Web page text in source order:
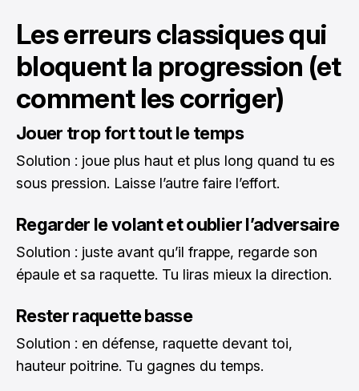
Les erreurs classiques qui
bloquent la progression (et
comment les corriger)
Jouer trop fort tout le temps
Solution : joue plus haut et plus long quand tu es
sous pression. Laisse l’autre faire l’effort.
Regarder le volant et oublier l’adversaire
Solution : juste avant qu’il frappe, regarde son
épaule et sa raquette. Tu liras mieux la direction.
Rester raquette basse
Solution : en défense, raquette devant toi,
hauteur poitrine. Tu gagnes du temps.